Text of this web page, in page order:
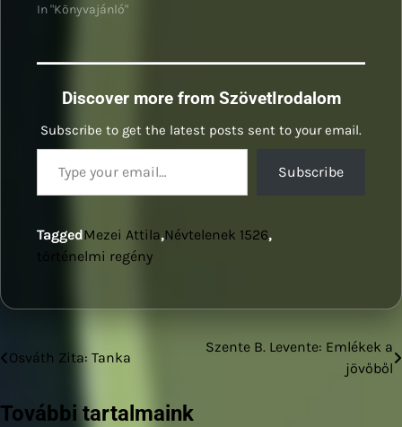
In "Könyvajánló"
Discover more from SzövetIrodalom
Subscribe to get the latest posts sent to your email.
Type your email…
Subscribe
TaggedMezei Attila,Névtelenek 1526,
történelmi regény
Bejegyzés
Osváth Zita: Tanka
Szente B. Levente: Emlékek a
jövőből
További tartalmaink